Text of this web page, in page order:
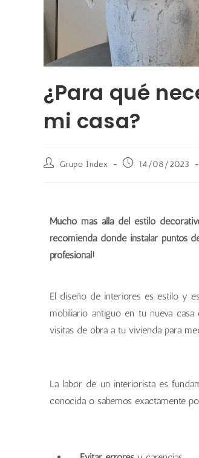
¿Para qué
mi casa?
Grupo Index 14/08/2023
Mucho más allá del estilo
recomienda dónde instalar puntos
profesional!
El diseño de interiores es estilo y
mobiliario antiguo en tu nueva
visitas de obra a tu vivienda para
La labor de un interiorista es
conocida o sabemos exactamente